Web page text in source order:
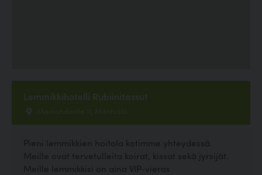
Lemmikkihotelli Rubiinitassut
Maalahdentie 11, Mäntsälä
Pieni lemmikkien hoitola kotimme yhteydessä.
Meille ovat tervetulleita koirat, kissat sekä jyrsijät.
Meille lemmikkisi on aina VIP-vieras